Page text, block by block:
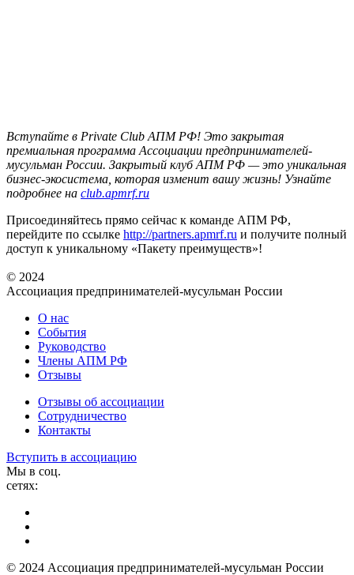
Вступайте в Private Club АПМ РФ! Это закрытая
премиальная программа Ассоциации предпринимателей-
мусульман России. Закрытый клуб АПМ РФ — это уникальная
бизнес-экосистема, которая изменит вашу жизнь! Узнайте
подробнее на club.apmrf.ru
Присоединяйтесь прямо сейчас к команде АПМ РФ,
перейдите по ссылке http://partners.apmrf.ru и получите полный
доступ к уникальному «Пакету преимуществ»!
© 2024
Ассоциация предпринимателей-мусульман России
О нас
События
Руководство
Члены АПМ РФ
Отзывы
Отзывы об ассоциации
Сотрудничество
Контакты
Вступить в ассоциацию
Мы в соц.
сетях:
© 2024 Ассоциация предпринимателей-мусульман России